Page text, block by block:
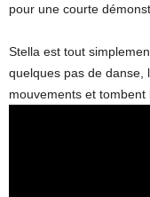
pour une courte
Stella est tout
quelques pas de danse,
mouvements et